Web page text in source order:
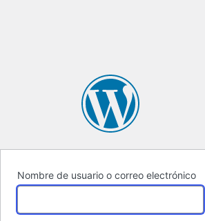
Nombre de usuario o correo electrónico